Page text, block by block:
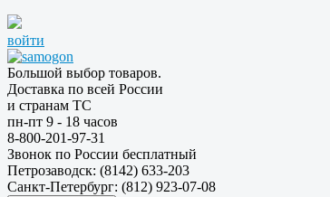
войти
Большой выбор товаров.
Доставка по всей России
и странам ТС
пн-пт 9 - 18 часов
8-800-201-97-31
Звонок по России бесплатный
Петрозаводск: (8142) 633-203
Санкт-Петербург: (812) 923-07-08